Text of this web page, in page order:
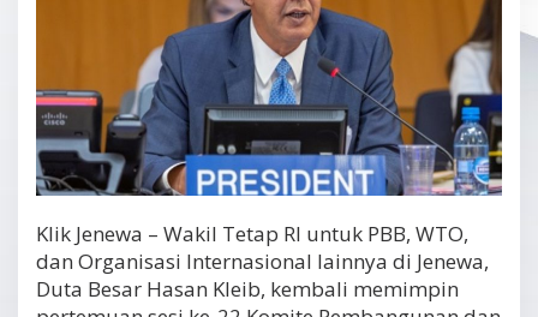
Klik Jenewa – Wakil Tetap RI untuk PBB, WTO,
dan Organisasi Internasional lainnya di Jenewa,
Duta Besar Hasan Kleib, kembali memimpin